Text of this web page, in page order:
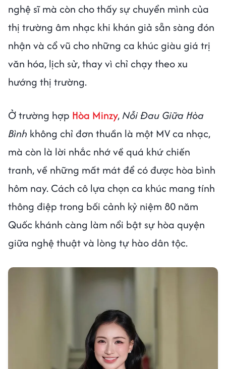
nghệ sĩ mà còn cho thấy sự chuyển mình của
thị trường âm nhạc khi khán giả sẵn sàng đón
nhận và cổ vũ cho những ca khúc giàu giá trị
văn hóa, lịch sử, thay vì chỉ chạy theo xu
hướng thị trường.
Ở trường hợp Hòa Minzy, Nỗi Đau Giữa Hòa
Bình không chỉ đơn thuần là một MV ca nhạc,
mà còn là lời nhắc nhớ về quá khứ chiến
tranh, về những mất mát để có được hòa bình
hôm nay. Cách cô lựa chọn ca khúc mang tính
thông điệp trong bối cảnh kỷ niệm 80 năm
Quốc khánh càng làm nổi bật sự hòa quyện
giữa nghệ thuật và lòng tự hào dân tộc.